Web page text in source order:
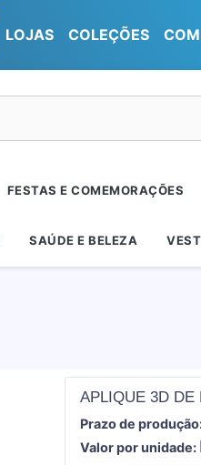
LOJAS COLEÇÕES
FESTAS E COMEMORAÇÕES
SAÚDE E BELEZA
APLIQUE 3D DE
Prazo de
Valor por unidade: